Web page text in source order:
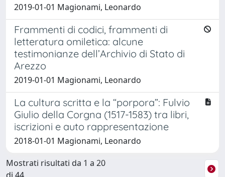
2019-01-01 Magionami, Leonardo
Frammenti di codici, frammenti di
letteratura omiletica: alcune
testimonianze dell’Archivio di Stato di
Arezzo
2019-01-01 Magionami, Leonardo
La cultura scritta e la “porpora”: Fulvio
Giulio della Corgna (1517-1583) tra libri,
iscrizioni e auto rappresentazione
2018-01-01 Magionami, Leonardo
Mostrati risultati da 1 a 20